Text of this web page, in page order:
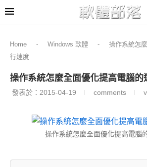
Home - Windows 軟體 -
操作系統怎
行速度
操作系統怎麼全面優化提高電腦的
發表於： 2015-04-19 comments
操作系統怎麼全面優化提高電腦